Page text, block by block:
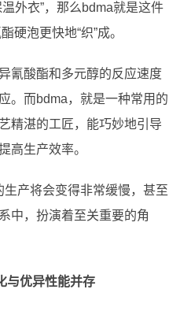
外衣”，那么bdma就是这件
硬泡更快地“织”成。
氰酸酯和多元醇的反应速度
。而bdma，就是一种常用的
精湛的工匠，能巧妙地引导
高生产效率。
产将会变得非常缓慢，甚至
中，扮演着至关重要的角
与优异性能并存